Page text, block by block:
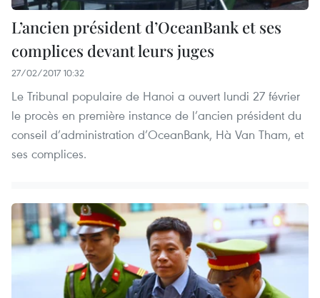
L’ancien président d’OceanBank et ses
complices devant leurs juges
27/02/2017 10:32
Le Tribunal populaire de Hanoi a ouvert lundi 27 février
le procès en première instance de l’ancien président du
conseil d’administration d’OceanBank, Hà Van Tham, et
ses complices.